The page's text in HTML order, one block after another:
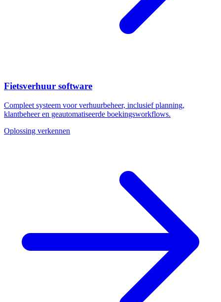
Fietsverhuur software
Compleet systeem voor verhuurbeheer, inclusief planning,
klantbeheer en geautomatiseerde boekingsworkflows.
Oplossing verkennen